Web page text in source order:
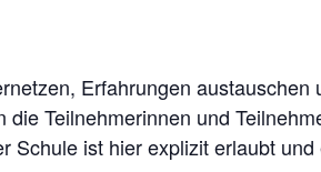
Erfahrungen austauschen
Teilnehmerinnen und
Schule ist hier explizit erlaubt